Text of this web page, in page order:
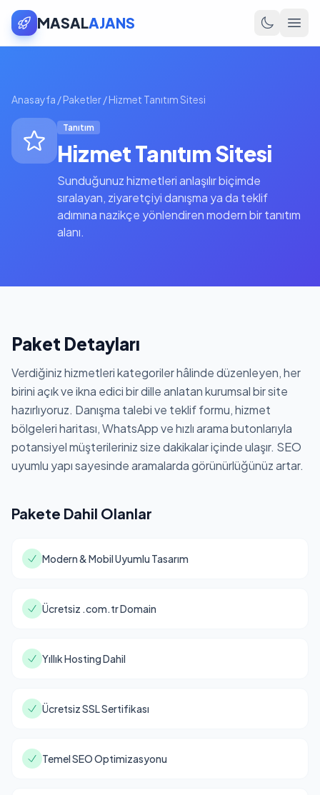
MASALAJANS
Anasayfa /Paketler/Hizmet Tanıtım Sitesi
Tanıtım
Hizmet Tanıtım Sitesi
Sunduğunuz hizmetleri anlaşılır biçimde
sıralayan, ziyaretçiyi danışma ya da teklif
adımına nazikçe yönlendiren modern bir tanıtım
alanı.
Paket Detayları
Verdiğiniz hizmetleri kategoriler hâlinde düzenleyen, her
birini açık ve ikna edici bir dille anlatan kurumsal bir site
hazırlıyoruz. Danışma talebi ve teklif formu, hizmet
bölgeleri haritası, WhatsApp ve hızlı arama butonlarıyla
potansiyel müşterileriniz size dakikalar içinde ulaşır. SEO
uyumlu yapı sayesinde aramalarda görünürlüğünüz artar.
Pakete Dahil Olanlar
Modern & Mobil Uyumlu Tasarım
Ücretsiz .com.tr Domain
Yıllık Hosting Dahil
Ücretsiz SSL Sertifikası
Temel SEO Optimizasyonu